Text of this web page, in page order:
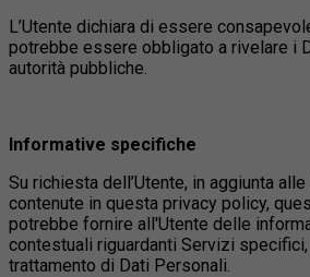
L’Utente dichiara di essere
potrebbe essere obbligato a rivelare i
autorità pubbliche.
Informative specifiche
Su richiesta dell’Utente, in aggiunta
contenute in questa privacy policy,
potrebbe fornire all'Utente delle
contestuali riguardanti Servizi
trattamento di Dati Personali.